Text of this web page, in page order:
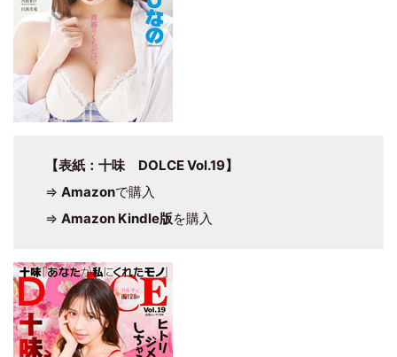
【表紙：十味 DOLCE Vol.19】
⇒ Amazonで購入
⇒ Amazon Kindle版を購入